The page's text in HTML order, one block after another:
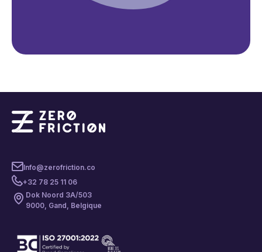
Info@zerofriction.co
+32 78 25 11 06
Dok Noord 3A/503
9000, Gand, Belgique